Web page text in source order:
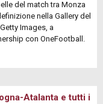
del match tra Monza
nella Gallery del
Images, a
con OneFootball.
Atalanta e tutti i